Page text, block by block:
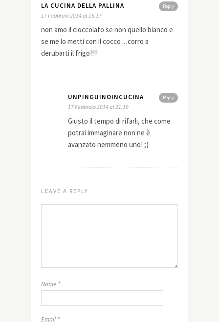
Reply
LA CUCINA DELLA PALLINA
17 Febbraio 2014 at 15:17
non amo il cioccolato se non quello bianco e
se me lo metti con il cocco…corro a
derubarti il frigo!!!!
Reply
UNPINGUINOINCUCINA
17 Febbraio 2014 at 21:10
Giusto il tempo di rifarli, che come
potrai immaginare non ne è
avanzato nemmeno uno! ;)
LEAVE A REPLY
Nome *
Email *